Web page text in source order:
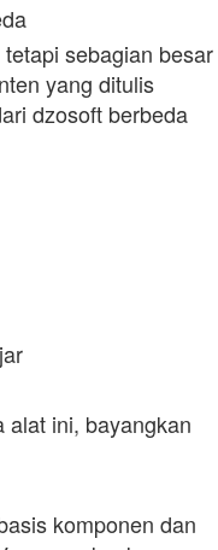
sebagian besar
yang ditulis
dzosoft berbeda
alat ini, bayangkan
komponen dan